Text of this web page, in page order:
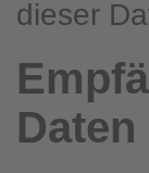
dieser
Daten